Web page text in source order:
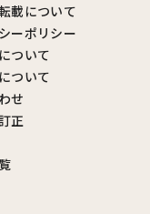
載について
ーポリシー
ついて
ついて
せ
正